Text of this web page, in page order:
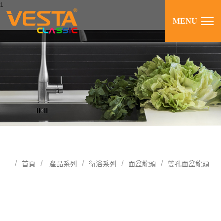
1
MENU
首頁 產品系列 衛浴系列 面盆龍頭 雙孔面盆龍頭